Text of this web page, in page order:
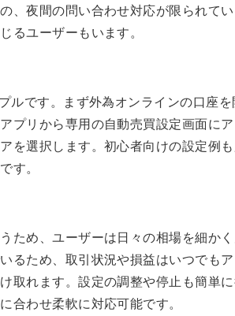
、夜間の問い合わせ対応が限られて
るユーザーもいます。
ルです。まず外為オンラインの口座を
プリから専用の自動売買設定画面に
を選択します。初心者向けの設定例
す。
ため、ユーザーは日々の相場を細か
るため、取引状況や損益はいつでも
取れます。設定の調整や停止も簡単
合わせ柔軟に対応可能です。